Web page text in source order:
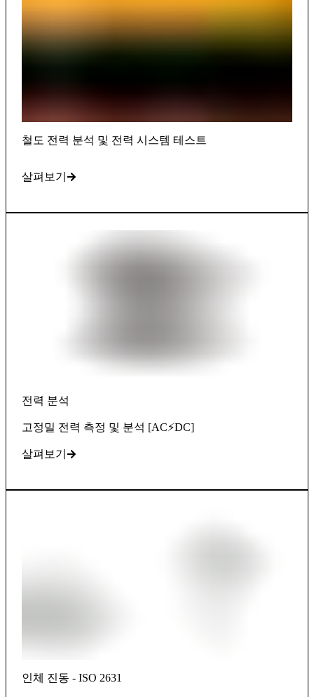
철도 전력 분석 및 전력 시스템 테스트
살펴보기
전력 분석
고정밀 전력 측정 및 분석 [AC⚡DC]
살펴보기
인체 진동 - ISO 2631